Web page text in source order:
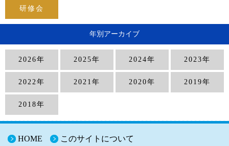
研修会
年別アーカイブ
2026年 2025年 2024年 2023年
2022年 2021年 2020年 2019年
2018年
HOME このサイトについて